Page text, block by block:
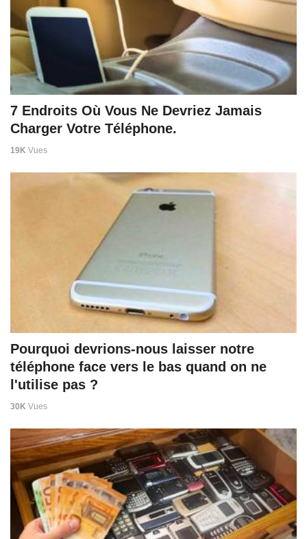
7 Endroits Où Vous Ne Devriez Jamais
Charger Votre Téléphone.
19K Vues
Pourquoi devrions-nous laisser notre
téléphone face vers le bas quand on ne
l'utilise pas ?
30K Vues